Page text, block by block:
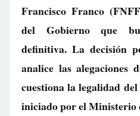
Francisco Franco
del Gobierno que
definitiva. La decisión
analice las alegaciones
cuestiona la legalidad
iniciado por el Ministerio